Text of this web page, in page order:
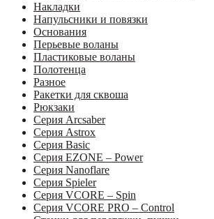
Накладки
Напульсники и повязки
Основания
Перьевые воланы
Пластиковые воланы
Полотенца
Разное
Ракетки для сквоша
Рюкзаки
Серия Arcsaber
Серия Astrox
Серия Basic
Серия EZONE – Power
Серия Nanoflare
Серия Spieler
Серия VCORE – Spin
Серия VCORE PRO – Control